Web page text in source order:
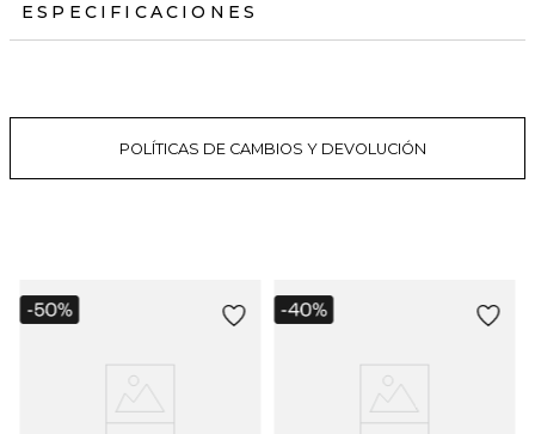
ESPECIFICACIONES
POLÍTICAS DE CAMBIOS Y DEVOLUCIÓN